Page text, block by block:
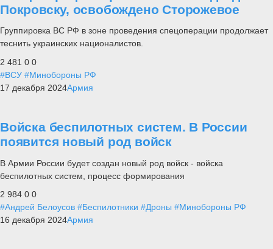
Покровску, освобождено Сторожевое
Группировка ВС РФ в зоне проведения спецоперации продолжает
теснить украинских националистов.
2 481 0 0
#ВСУ #Минобороны РФ
17 декабря 2024Армия
Войска беспилотных систем. В России
появится новый род войск
В Армии России будет создан новый род войск - войска
беспилотных систем, процесс формирования
2 984 0 0
#Андрей Белоусов #Беспилотники #Дроны #Минобороны РФ
16 декабря 2024Армия